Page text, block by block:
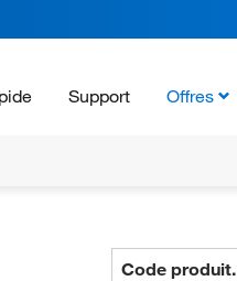
Support Offres
Code produit.